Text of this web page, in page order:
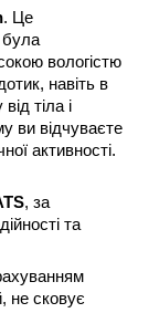
. Це
була
вологістю
навіть в
тіла і
ви відчуваєте
активності.
, за
та
не сковує